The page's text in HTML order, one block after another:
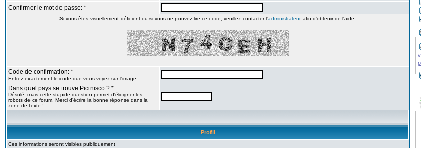
Confirmer le mot de passe: *
Si vous êtes visuellement déficient ou si vous ne pouvez lire ce code, veuillez contacter l'administrateurafin d'obtenir de l'aide.
Code de confirmation: *
Entrez exactement le code que vous voyez sur l'image
Dans quel pays se trouve Picinisco ? *
Désolé, mais cette stupide question permet d'éloigner les
robots de ce forum. Merci d'écrire la bonne réponse dans la
zone de texte !
Profil
Ces informations seront visibles publiquement